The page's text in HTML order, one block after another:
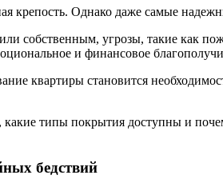
крепость. Однако даже самые
собственным, угрозы, такие как
и финансовое
квартиры становится
какие типы покрытия доступны и
бедствий